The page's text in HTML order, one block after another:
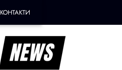
КОНТАКТИ